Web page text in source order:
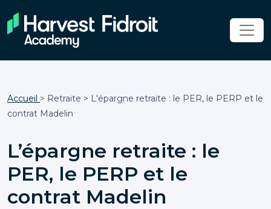
Accueil > Retraite > L'épargne retraite : le PER, le PERP et le
contrat Madelin
L’épargne retraite : le
PER, le PERP et le
contrat Madelin